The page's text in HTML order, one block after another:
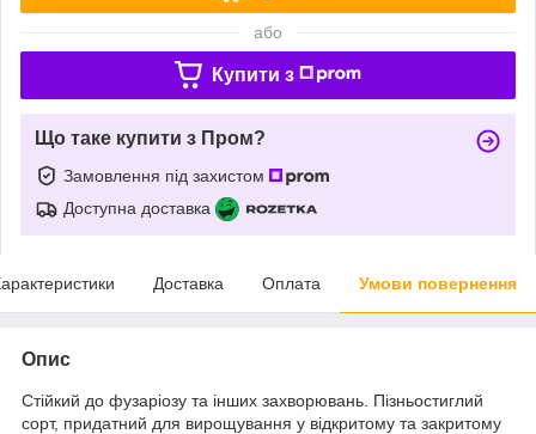
або
Купити з
Що таке купити з Пром?
Замовлення під захистом
Доступна доставка
Доставка Оплата Умови повернення
Опис
Стійкий до фузаріозу та інших захворювань. Пізньостиглий
сорт, придатний для вирощування у відкритому та закритому